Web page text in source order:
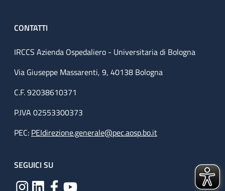
CONTATTI
IRCCS Azienda Ospedaliero - Universitaria di Bologna
Via Giuseppe Massarenti, 9, 40138 Bologna
C.F. 92038610371
P.IVA 02553300373
PEC: PEIdirezione.generale@pec.aosp.bo.it
SEGUICI SU